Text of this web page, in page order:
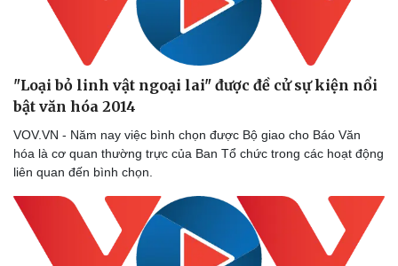
"Loại bỏ linh vật ngoại lai" được đề cử sự kiện nổi
bật văn hóa 2014
VOV.VN - Năm nay việc bình chọn được Bộ giao cho Báo Văn
hóa là cơ quan thường trực của Ban Tổ chức trong các hoạt động
liên quan đến bình chọn.